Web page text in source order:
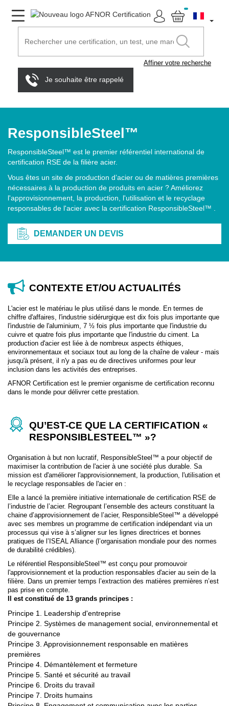
Affiner votre recherche
Je souhaite être rappelé
ResponsibleSteel™
ResponsibleSteel™ est le premier référentiel international de
certification RSE de la filière acier.
Vous êtes un site de production d’acier ou de matières premières
nécessaires à la production de produits en acier ? Améliorez
l'approvisionnement, la production, l'utilisation et le recyclage
responsables de l'acier avec la certification ResponsibleSteel™ .
DEMANDER UN DEVIS
CONTEXTE ET/OU ACTUALITÉS
L'acier est le matériau le plus utilisé dans le monde. En termes de
chiffre d'affaires, l'industrie sidérurgique est dix fois plus importante que
l'industrie de l'aluminium, 7 ½ fois plus importante que l'industrie du
cuivre et quatre fois plus importante que l'industrie du ciment. La
production d'acier est liée à de nombreux aspects éthiques,
environnementaux et sociaux tout au long de la chaîne de valeur - mais
jusqu'à présent, il n'y a pas eu de directives uniformes pour leur
inclusion dans les activités des entreprises.
AFNOR Certification est le premier organisme de certification reconnu
dans le monde pour délivrer cette prestation.
QU’EST-CE QUE LA CERTIFICATION «
RESPONSIBLESTEEL™ »?
Organisation à but non lucratif, ResponsibleSteel™ a pour objectif de
maximiser la contribution de l'acier à une société plus durable. Sa
mission est d'améliorer l'approvisionnement, la production, l'utilisation et
le recyclage responsables de l'acier en :
Elle a lancé la première initiative internationale de certification RSE de
l’industrie de l’acier. Regroupant l’ensemble des acteurs constituant la
chaine d’approvisionnement de l’acier, ResponsibleSteel™ a développé
avec ses membres un programme de certification indépendant via un
processus qui vise à s’aligner sur les lignes directrices et bonnes
pratiques de l’ISEAL Alliance (l’organisation mondiale pour des normes
de durabilité crédibles).
Le référentiel ResponsibleSteel™ est conçu pour promouvoir
l'approvisionnement et la production responsables d'acier au sein de la
filière. Dans un premier temps l’extraction des matières premières n’est
pas prise en compte.
Il est constitué de 13 grands principes :
Principe 1. Leadership d'entreprise
Principe 2. Systèmes de management social, environnemental et
de gouvernance
Principe 3. Approvisionnement responsable en matières
premières
Principe 4. Démantèlement et fermeture
Principe 5. Santé et sécurité au travail
Principe 6. Droits du travail
Principe 7. Droits humains